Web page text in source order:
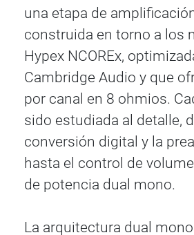
una etapa de
construida en torno a los
Hypex NCOREx,
Cambridge Audio y que
por canal en 8 ohmios.
sido estudiada al detalle,
conversión digital y la
hasta el control de
de potencia dual mono.
La arquitectura dual